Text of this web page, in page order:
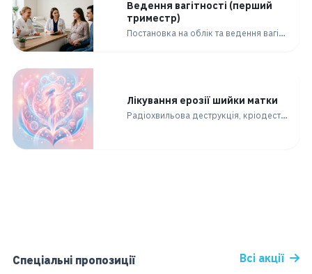
Ведення вагітності (перший
триместр)
Постановка на облік та ведення вагітності в першому триместрі: огляди, аналізи, УЗД, скринінги.
Лікування ерозії шийки матки
Радіохвильова деструкція, кріодеструкція або лазерне лікування ерозії шийки матки без болю та рубців.
Спеціальні пропозиції Всі акції